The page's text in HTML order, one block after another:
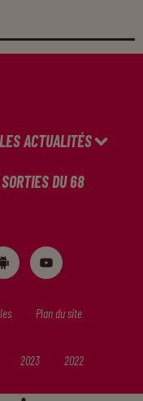
LES ACTUALITÉS
DU 68
Plan du site
2023 2022